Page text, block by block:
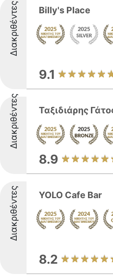
Διακριθέντες Billy's Place
9.1
Διακριθέντες Ταξιδιάρης
8.9
Διακριθέντες YOLO Cafe Bar
8.2